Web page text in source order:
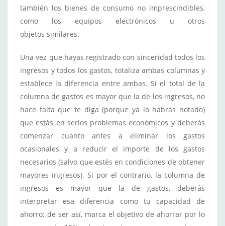
también los bienes de consumo no imprescindibles,
como los equipos electrónicos u otros
objetos similares.
Una vez que hayas registrado con sinceridad todos los
ingresos y todos los gastos, totaliza ambas columnas y
establece la diferencia entre ambas. Si el total de la
columna de gastos es mayor que la de los ingresos, no
hace falta que te diga (porque ya lo habrás notado)
que estás en serios problemas económicos y deberás
comenzar cuanto antes a eliminar los gastos
ocasionales y a reducir el importe de los gastos
necesarios (salvo que estés en condiciones de obtener
mayores ingresos). Si por el contrario, la columna de
ingresos es mayor que la de gastos, deberás
interpretar esa diferencia como tu capacidad de
ahorro; de ser así, marca el objetivo de ahorrar por lo